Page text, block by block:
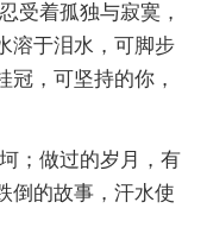
受着孤独与寂寞，
溶于泪水，可脚步
冠，可坚持的你，
；做过的岁月，有
倒的故事，汗水使